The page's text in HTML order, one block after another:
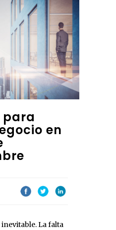
para
en
La falta